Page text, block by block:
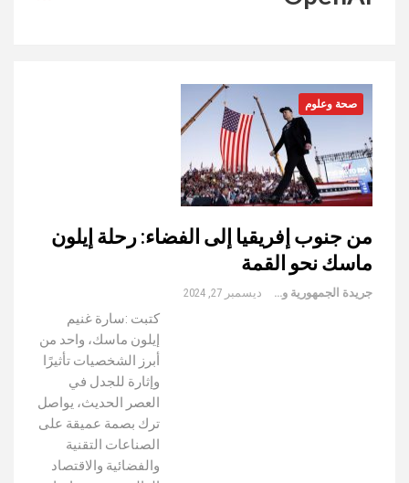
صحة وعلوم
من جنوب إفريقيا إلى الفضاء: رحلة إيلون
ماسك نحو القمة
جريدة الجمهورية والعالم ديسمبر 27, 2024
كتبت :سارة غنيم
إيلون ماسك، واحد من
أبرز الشخصيات تأثيرًا
وإثارة للجدل في
العصر الحديث، يواصل
ترك بصمة عميقة على
الصناعات التقنية
والفضائية والاقتصاد